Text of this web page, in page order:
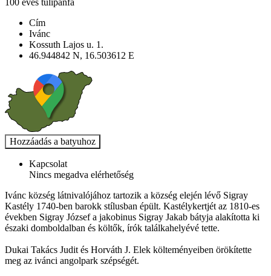
Cím
Ivánc
Kossuth Lajos u. 1.
46.944842 N, 16.503612 E
Kapcsolat
Nincs megadva elérhetőség
Ivánc község látnivalójához tartozik a község elején lévő Sigray
Kastély 1740-ben barokk stílusban épült. Kastélykertjét az 1810-es
években Sigray József a jakobinus Sigray Jakab bátyja alakította ki
északi domboldalban és költők, írók találkahelyévé tette.
Dukai Takács Judit és Horváth J. Elek költeményeiben örökítette
meg az ivánci angolpark szépségét.